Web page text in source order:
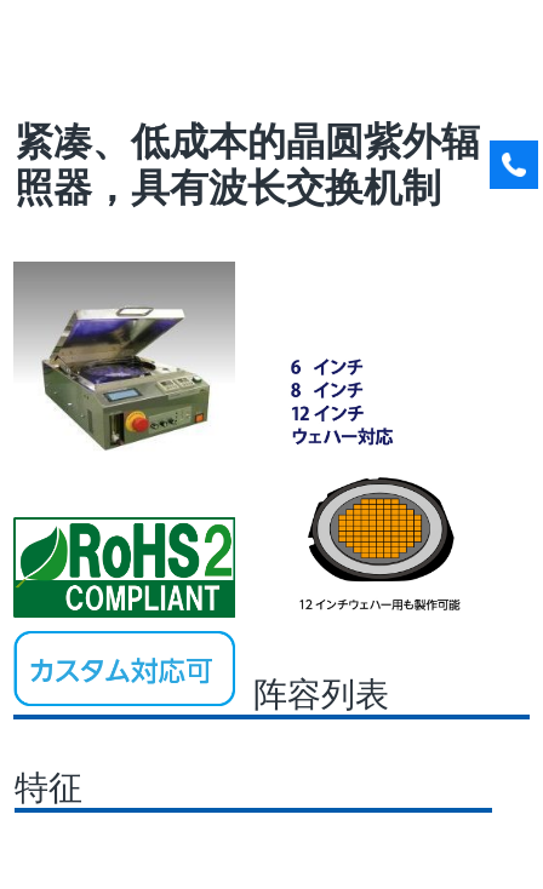
紧凑、低成本的晶圆紫外辐
照器，具有波长交换机制
特征
阵容列表